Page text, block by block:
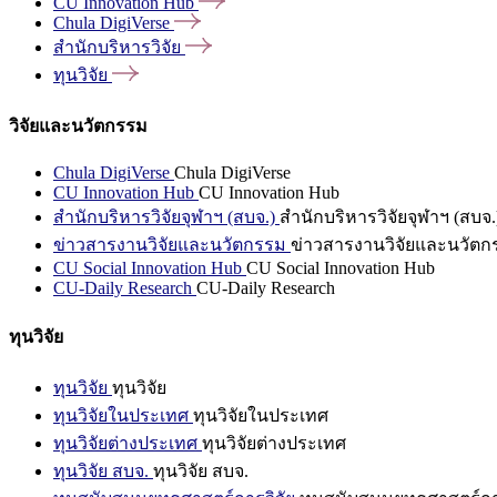
Chula DigiVerse
สำนักบริหารวิจัย
ทุนวิจัย
วิจัยและนวัตกรรม
Chula DigiVerse Chula DigiVerse
CU Innovation Hub CU Innovation Hub
สำนักบริหารวิจัยจุฬาฯ (สบจ.) สำนักบริหารวิจัยจุฬาฯ (สบจ
ข่าวสารงานวิจัยและนวัตกรรม ข่าวสารงานวิจัยและนวัตก
CU Social Innovation Hub CU Social Innovation Hub
CU-Daily Research CU-Daily Research
ทุนวิจัย
ทุนวิจัย ทุนวิจัย
ทุนวิจัยในประเทศ ทุนวิจัยในประเทศ
ทุนวิจัยต่างประเทศ ทุนวิจัยต่างประเทศ
ทุนวิจัย สบจ. ทุนวิจัย สบจ.